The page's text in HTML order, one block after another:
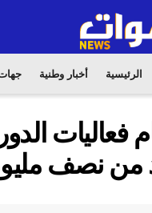
الرئيسية أخبار وطنية
من نصف